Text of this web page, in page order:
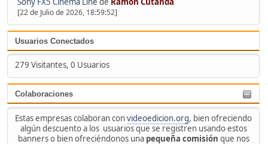
[22 de Julio de 2026, 18:59:52]
Usuarios Conectados
279 Visitantes, 0 Usuarios
Colaboraciones
Estas empresas colaboran convideoedicion.org, bien ofreciendo
algún descuento a los usuarios que se registren usando estos
banners o bien ofreciéndonos una pequeña comisión que nos